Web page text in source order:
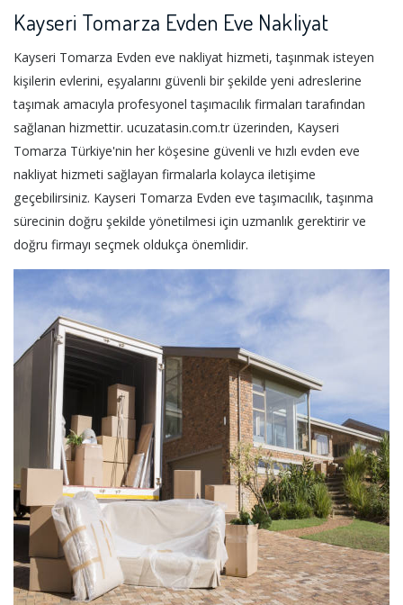
Kayseri Tomarza Evden Eve Nakliyat
Kayseri Tomarza Evden eve nakliyat hizmeti, taşınmak isteyen
kişilerin evlerini, eşyalarını güvenli bir şekilde yeni adreslerine
taşımak amacıyla profesyonel taşımacılık firmaları tarafından
sağlanan hizmettir. ucuzatasin.com.tr üzerinden, Kayseri
Tomarza Türkiye'nin her köşesine güvenli ve hızlı evden eve
nakliyat hizmeti sağlayan firmalarla kolayca iletişime
geçebilirsiniz. Kayseri Tomarza Evden eve taşımacılık, taşınma
sürecinin doğru şekilde yönetilmesi için uzmanlık gerektirir ve
doğru firmayı seçmek oldukça önemlidir.